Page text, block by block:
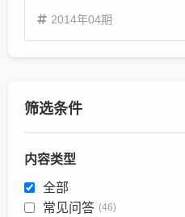
2014年04期
筛选条件
内容类型
全部
常见问答 (46)